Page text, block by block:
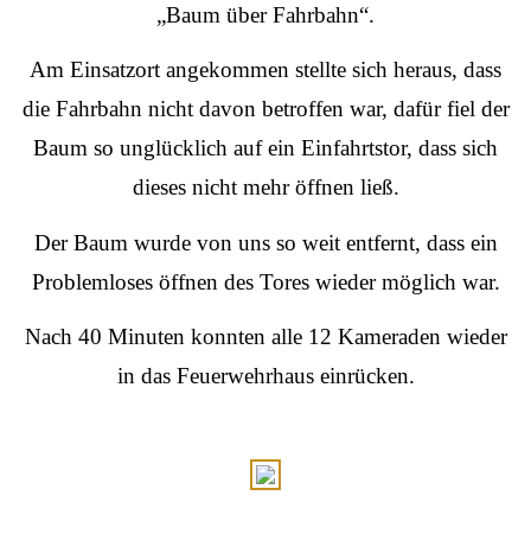
„Baum über Fahrbahn“.
Am Einsatzort angekommen stellte sich heraus, dass
die Fahrbahn nicht davon betroffen war, dafür fiel der
Baum so unglücklich auf ein Einfahrtstor, dass sich
dieses nicht mehr öffnen ließ.
Der Baum wurde von uns so weit entfernt, dass ein
Problemloses öffnen des Tores wieder möglich war.
Nach 40 Minuten konnten alle 12 Kameraden wieder
in das Feuerwehrhaus einrücken.